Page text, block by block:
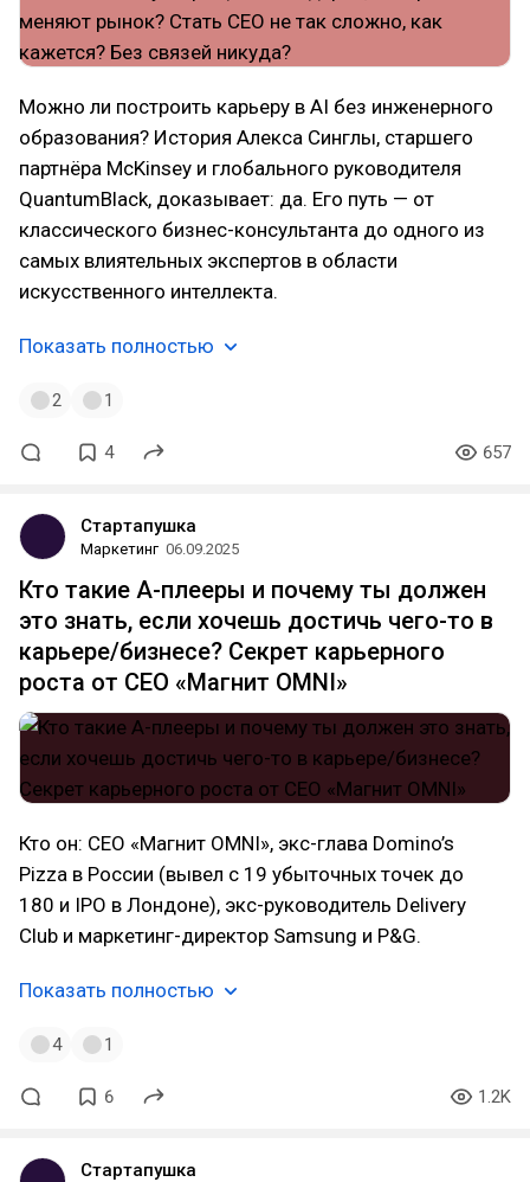
Можно ли построить карьеру в AI без инженерного
образования? История Алекса Синглы, старшего
партнёра McKinsey и глобального руководителя
QuantumBlack, доказывает: да. Его путь — от
классического бизнес-консультанта до одного из
самых влиятельных экспертов в области
искусственного интеллекта.
Показать полностью
2 1
4 657
Стартапушка
Маркетинг 06.09.2025
Кто такие А-плееры и почему ты должен
это знать, если хочешь достичь чего-то в
карьере/бизнесе? Секрет карьерного
роста от CEO «Магнит OMNI»
Кто он: CEO «Магнит OMNI», экс-глава Domino’s
Pizza в России (вывел с 19 убыточных точек до
180 и IPO в Лондоне), экс-руководитель Delivery
Club и маркетинг-директор Samsung и P&G.
Показать полностью
4 1
6 1.2K
Стартапушка